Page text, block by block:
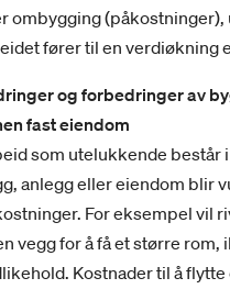
ombygging (påkostninger),
fører til en verdiøkning
og forbedringer av
fast eiendom
som utelukkende består
anlegg eller eiendom blir
For eksempel vil
vegg for å få et større
Kostnader til å flytte